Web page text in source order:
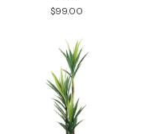
$99.00